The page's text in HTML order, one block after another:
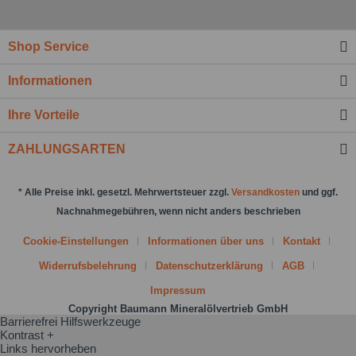
Kenntnis genommen.*
Shop Service
Informationen
Ihre Vorteile
ZAHLUNGSARTEN
* Alle Preise inkl. gesetzl. Mehrwertsteuer zzgl. Versandkosten und ggf.
Nachnahmegebühren, wenn nicht anders beschrieben
Cookie-Einstellungen Informationen über uns Kontakt
Widerrufsbelehrung Datenschutzerklärung AGB
Impressum
Copyright Baumann Mineralölvertrieb GmbH
Barrierefrei Hilfswerkzeuge
Kontrast +
Links hervorheben